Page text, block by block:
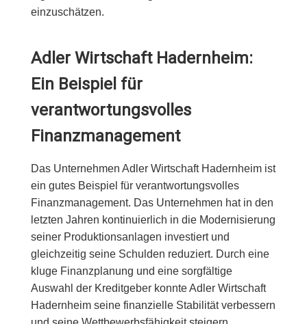
einzuschätzen.
Adler Wirtschaft Hadernheim:
Ein Beispiel für
verantwortungsvolles
Finanzmanagement
Das Unternehmen Adler Wirtschaft Hadernheim ist
ein gutes Beispiel für verantwortungsvolles
Finanzmanagement. Das Unternehmen hat in den
letzten Jahren kontinuierlich in die Modernisierung
seiner Produktionsanlagen investiert und
gleichzeitig seine Schulden reduziert. Durch eine
kluge Finanzplanung und eine sorgfältige
Auswahl der Kreditgeber konnte Adler Wirtschaft
Hadernheim seine finanzielle Stabilität verbessern